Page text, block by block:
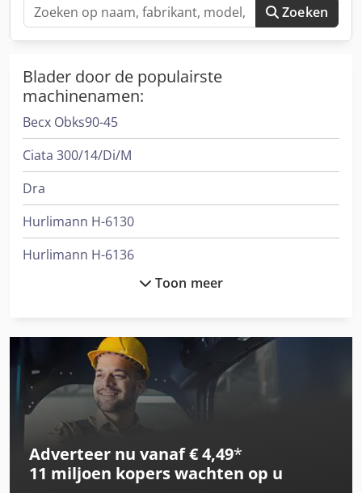
Zoeken
Blader door de populairste
machinenamen:
Becx Obks90-45
Ciata 300/14/Di/M
Dra
Hurlimann H-6130
Hurlimann H-6136
International 1586
International 433
International 453
International 533
International 553
Toon meer
Adverteer nu vanaf € 4,49*
11 miljoen koperswachten op u